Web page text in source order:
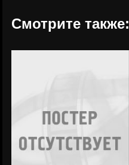
Смотрите также: